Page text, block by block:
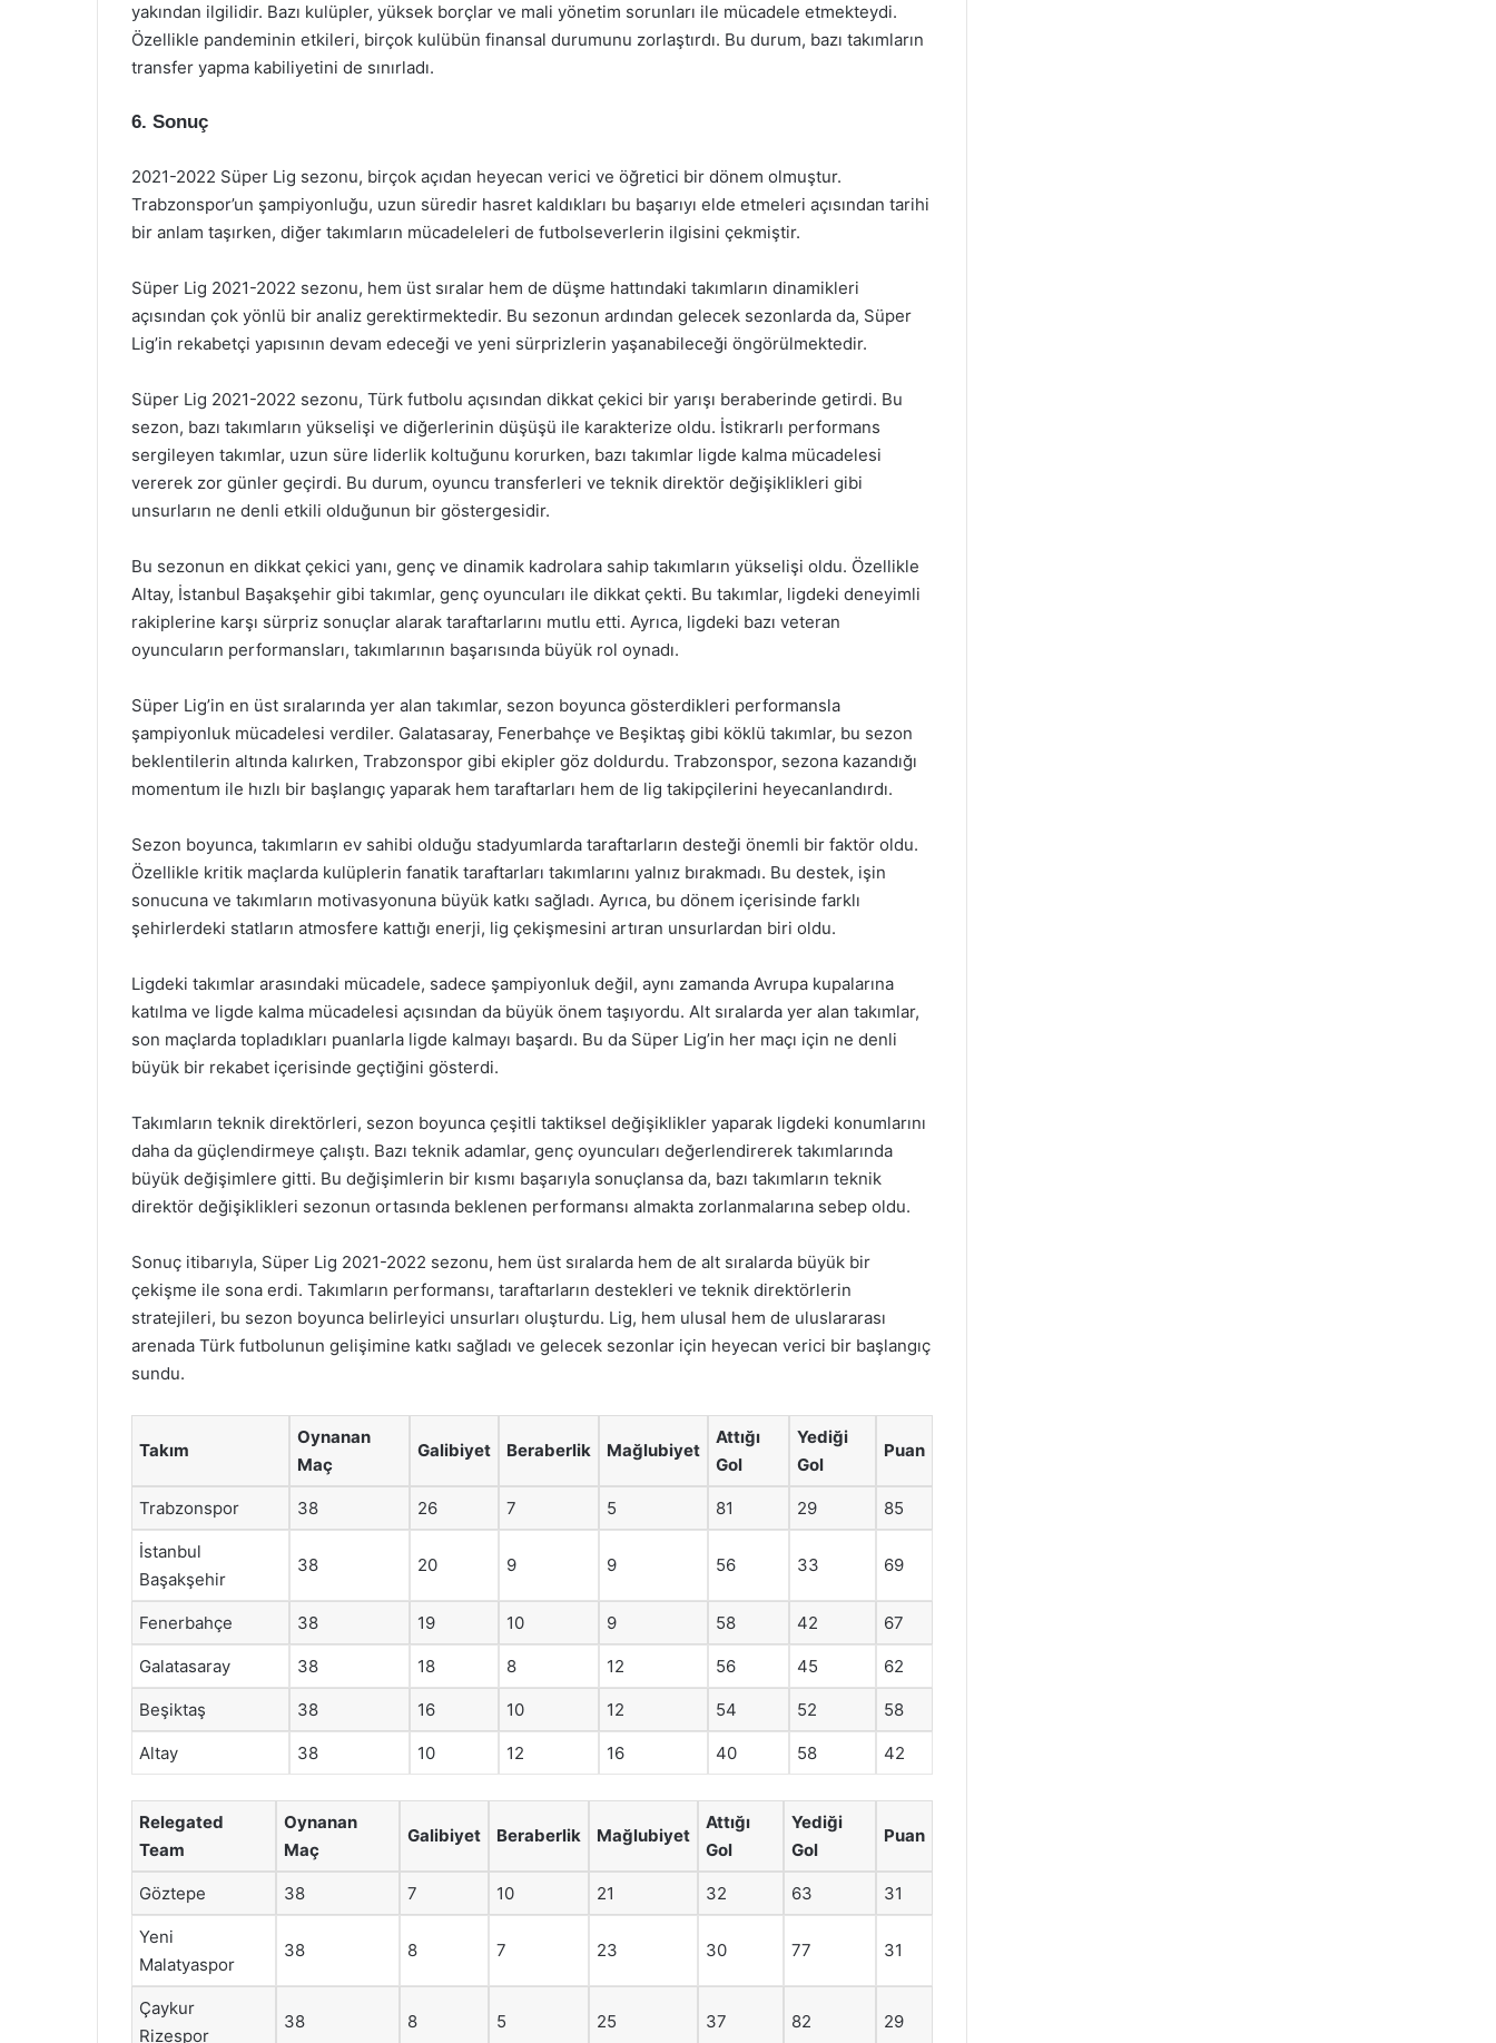
yakından ilgilidir. Bazı kulüpler, yüksek borçlar ve mali yönetim sorunları ile mücadele etmekteydi.
Özellikle pandeminin etkileri, birçok kulübün finansal durumunu zorlaştırdı. Bu durum, bazı takımların
transfer yapma kabiliyetini de sınırladı.
6. Sonuç
2021-2022 Süper Lig sezonu, birçok açıdan heyecan verici ve öğretici bir dönem olmuştur.
Trabzonspor’un şampiyonluğu, uzun süredir hasret kaldıkları bu başarıyı elde etmeleri açısından tarihi
bir anlam taşırken, diğer takımların mücadeleleri de futbolseverlerin ilgisini çekmiştir.
Süper Lig 2021-2022 sezonu, hem üst sıralar hem de düşme hattındaki takımların dinamikleri
açısından çok yönlü bir analiz gerektirmektedir. Bu sezonun ardından gelecek sezonlarda da, Süper
Lig’in rekabetçi yapısının devam edeceği ve yeni sürprizlerin yaşanabileceği öngörülmektedir.
Süper Lig 2021-2022 sezonu, Türk futbolu açısından dikkat çekici bir yarışı beraberinde getirdi. Bu
sezon, bazı takımların yükselişi ve diğerlerinin düşüşü ile karakterize oldu. İstikrarlı performans
sergileyen takımlar, uzun süre liderlik koltuğunu korurken, bazı takımlar ligde kalma mücadelesi
vererek zor günler geçirdi. Bu durum, oyuncu transferleri ve teknik direktör değişiklikleri gibi
unsurların ne denli etkili olduğunun bir göstergesidir.
Bu sezonun en dikkat çekici yanı, genç ve dinamik kadrolara sahip takımların yükselişi oldu. Özellikle
Altay, İstanbul Başakşehir gibi takımlar, genç oyuncuları ile dikkat çekti. Bu takımlar, ligdeki deneyimli
rakiplerine karşı sürpriz sonuçlar alarak taraftarlarını mutlu etti. Ayrıca, ligdeki bazı veteran
oyuncuların performansları, takımlarının başarısında büyük rol oynadı.
Süper Lig’in en üst sıralarında yer alan takımlar, sezon boyunca gösterdikleri performansla
şampiyonluk mücadelesi verdiler. Galatasaray, Fenerbahçe ve Beşiktaş gibi köklü takımlar, bu sezon
beklentilerin altında kalırken, Trabzonspor gibi ekipler göz doldurdu. Trabzonspor, sezona kazandığı
momentum ile hızlı bir başlangıç yaparak hem taraftarları hem de lig takipçilerini heyecanlandırdı.
Sezon boyunca, takımların ev sahibi olduğu stadyumlarda taraftarların desteği önemli bir faktör oldu.
Özellikle kritik maçlarda kulüplerin fanatik taraftarları takımlarını yalnız bırakmadı. Bu destek, işin
sonucuna ve takımların motivasyonuna büyük katkı sağladı. Ayrıca, bu dönem içerisinde farklı
şehirlerdeki statların atmosfere kattığı enerji, lig çekişmesini artıran unsurlardan biri oldu.
Ligdeki takımlar arasındaki mücadele, sadece şampiyonluk değil, aynı zamanda Avrupa kupalarına
katılma ve ligde kalma mücadelesi açısından da büyük önem taşıyordu. Alt sıralarda yer alan takımlar,
son maçlarda topladıkları puanlarla ligde kalmayı başardı. Bu da Süper Lig’in her maçı için ne denli
büyük bir rekabet içerisinde geçtiğini gösterdi.
Takımların teknik direktörleri, sezon boyunca çeşitli taktiksel değişiklikler yaparak ligdeki konumlarını
daha da güçlendirmeye çalıştı. Bazı teknik adamlar, genç oyuncuları değerlendirerek takımlarında
büyük değişimlere gitti. Bu değişimlerin bir kısmı başarıyla sonuçlansa da, bazı takımların teknik
direktör değişiklikleri sezonun ortasında beklenen performansı almakta zorlanmalarına sebep oldu.
Sonuç itibarıyla, Süper Lig 2021-2022 sezonu, hem üst sıralarda hem de alt sıralarda büyük bir
çekişme ile sona erdi. Takımların performansı, taraftarların destekleri ve teknik direktörlerin
stratejileri, bu sezon boyunca belirleyici unsurları oluşturdu. Lig, hem ulusal hem de uluslararası
arenada Türk futbolunun gelişimine katkı sağladı ve gelecek sezonlar için heyecan verici bir başlangıç
sundu.
Takım
Oynanan
Maç
Galibiyet Beraberlik Mağlubiyet
Attığı
Gol
Yediği
Gol
Puan
Trabzonspor 38 26 7 5 81 29 85
İstanbul
Başakşehir
38 20 9 9 56 33 69
Fenerbahçe 38 19 10 9 58 42 67
Galatasaray 38 18 8 12 56 45 62
Beşiktaş 38 16 10 12 54 52 58
Altay 38 10 12 16 40 58 42
Relegated
Team
Oynanan
Maç
Galibiyet Beraberlik Mağlubiyet
Attığı
Gol
Yediği
Gol
Puan
Göztepe 38 7 10 21 32 63 31
Yeni
Malatyaspor
38 8 7 23 30 77 31
Çaykur
Rizespor
38 8 5 25 37 82 29